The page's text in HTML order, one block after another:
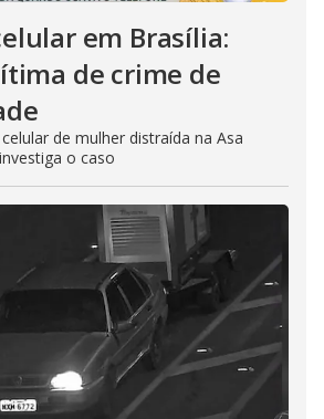
em Brasília:
de crime de
de mulher distraída na Asa
o caso